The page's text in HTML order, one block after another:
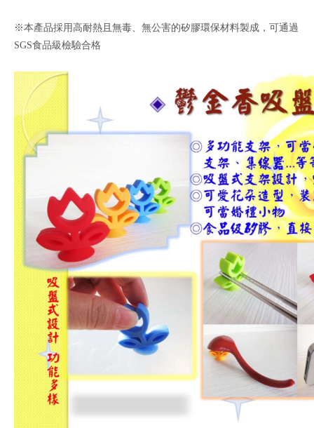
※本產品採用高耐熱且無毒、無公害的矽膠環保材料製成，可通過
SGS食品級檢驗合格